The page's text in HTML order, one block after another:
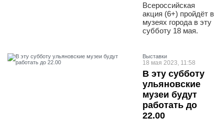
Всероссийская
акция (6+) пройдёт в
музеях города в эту
субботу 18 мая.
Выставки
18 мая 2023, 11:58
В эту субботу
ульяновские
музеи будут
работать до
22.00